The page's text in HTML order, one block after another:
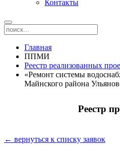
Контакты
Главная
ППМИ
Реестр реализованных
«Ремонт системы
Майнского района
Реестр
← вернуться к списку заявок